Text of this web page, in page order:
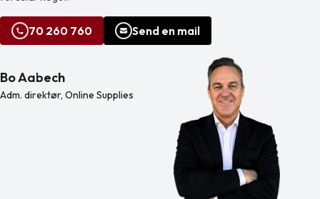
450 grammaa p […]
70 260 760 Send en mail
Bo Aabech
Adm. direktør, Online Supplies